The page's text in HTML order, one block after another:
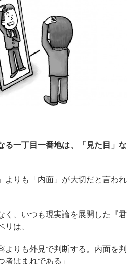
る一丁目一番地は、「見た目」な
よりも「内面」が大切だと言われ
く、いつも現実論を展開した『君
は、
よりも外見で判断する。内面を判
はまれである」